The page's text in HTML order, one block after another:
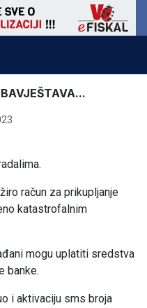
račun za prikupljanje
katastrofalnim
mogu uplatiti sredstva
banke.
i aktivaciju sms broja